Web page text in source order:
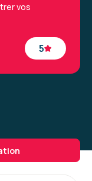
5
vos
d'usage